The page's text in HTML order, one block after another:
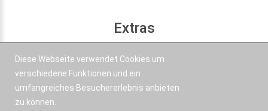
Extras
Diese Webseite verwendet Cookies um
verschiedene Funktionen und ein
umfangreiches Besuchererlebnis anbieten
zu können.